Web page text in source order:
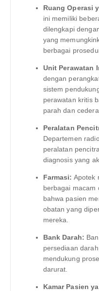
Ruang Operasi
ini memiliki
dilengkapi
yang
berbagai
Unit Perawatan
dengan
sistem
perawatan kritis
parah dan cedera.
Peralatan
Departemen
peralatan
diagnosis yang
Farmasi: Apotek
berbagai macam
bahwa pasien
obatan yang
mereka.
Bank Darah:
persediaan
mendukung
darurat.
Kamar Pasien